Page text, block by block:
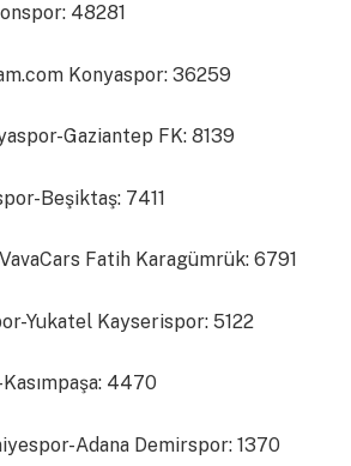
48281
Konyaspor: 36259
Gaziantep FK: 8139
Beşiktaş: 7411
Fatih Karagümrük: 6791
Yukatel Kayserispor: 5122
4470
Adana Demirspor: 1370